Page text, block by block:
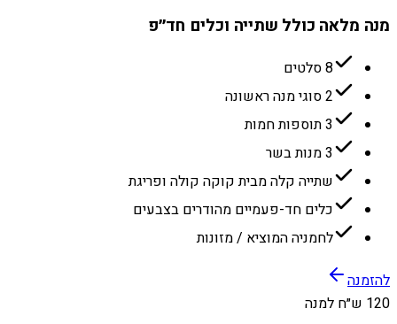
מנה מלאה כולל שתייה וכלים חד״פ
8 סלטים
2 סוגי מנה ראשונה
3 תוספות חמות
3 מנות בשר
שתייה קלה מבית קוקה קולה ופריגת
כלים חד-פעמיים מהודרים בצבעים
לחמניה המוציא / מזונות
להזמנה
120 ש״ח למנה